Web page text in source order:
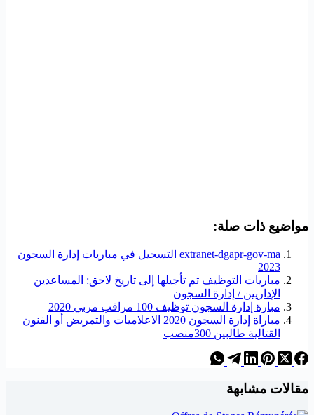
مواضيع ذات صلة:
extranet-dgapr-gov-ma التسجيل في مباريات إدارة السجون
2023
مباريات التوظيف تم تأجيلها إلى تاريخ لاحق: المساعدين
الإداريين / إدارة السجون
مبارة إدارة السجون توظيف 100 مراقب مربي 2020
مباراة إدارة السجون 2020 الاعلاميات والتمريض أو الفنون
القتالية طالبين 300منصب
مقالات مشابهة